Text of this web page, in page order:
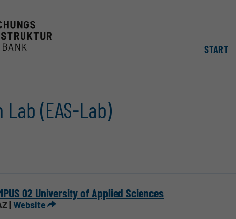
START
(EAS-Lab)
02 University of Applied Sciences
|Website